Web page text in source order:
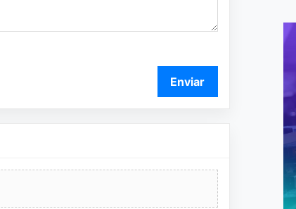
Enviar